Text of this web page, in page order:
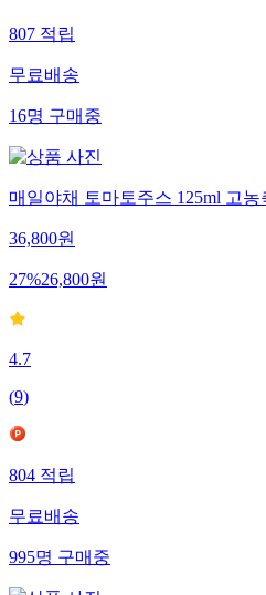
807 적립
무료배송
16명 구매중
매일야채 토마토주스 125ml 고농
36,800원
27%26,800원
4.7
(9)
804 적립
무료배송
995명 구매중